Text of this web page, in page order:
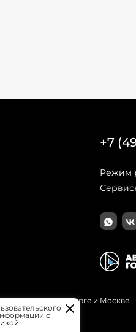
+7
Режим
в Санкт-Петербурге и Москве
о